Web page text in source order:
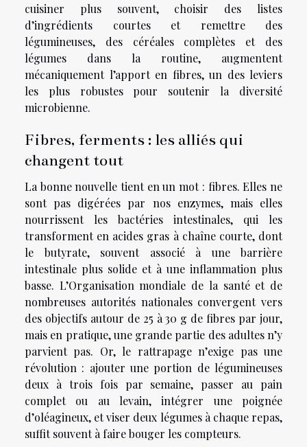
cuisiner plus souvent, choisir des listes
d’ingrédients courtes et remettre des
légumineuses, des céréales complètes et des
légumes dans la routine, augmentent
mécaniquement l’apport en fibres, un des leviers
les plus robustes pour soutenir la diversité
microbienne.
Fibres, ferments : les alliés qui
changent tout
La bonne nouvelle tient en un mot : fibres. Elles ne
sont pas digérées par nos enzymes, mais elles
nourrissent les bactéries intestinales, qui les
transforment en acides gras à chaîne courte, dont
le butyrate, souvent associé à une barrière
intestinale plus solide et à une inflammation plus
basse. L’Organisation mondiale de la santé et de
nombreuses autorités nationales convergent vers
des objectifs autour de 25 à 30 g de fibres par jour,
mais en pratique, une grande partie des adultes n’y
parvient pas. Or, le rattrapage n’exige pas une
révolution : ajouter une portion de légumineuses
deux à trois fois par semaine, passer au pain
complet ou au levain, intégrer une poignée
d’oléagineux, et viser deux légumes à chaque repas,
suffit souvent à faire bouger les compteurs.